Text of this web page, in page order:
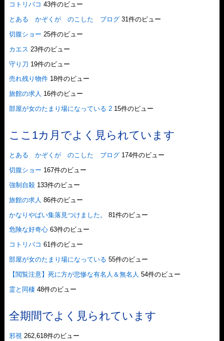
コトリバコ 43件のビュー
とある かぞくが のこした ブログ 31件のビュー
切腹ショー 25件のビュー
カエス 23件のビュー
守り刀 19件のビュー
売れ残り物件 18件のビュー
旅館の求人 16件のビュー
部屋が女のたまり場になっている 2 15件のビュー
ここ1カ月でよく見られています
とある かぞくが のこした ブログ 174件のビュー
切腹ショー 167件のビュー
強制自殺 133件のビュー
旅館の求人 86件のビュー
かなりやばい集落見つけました。
81件のビュー
危険な好奇心 63件のビュー
コトリバコ 61件のビュー
部屋が女のたまり場になっている 55件のビュー
【閲覧注意】死に方が悲惨な有名人＆無名人 54件のビュー
霊と同棲 48件のビュー
全期間でよく見られています
邪視 262,618件のビュー